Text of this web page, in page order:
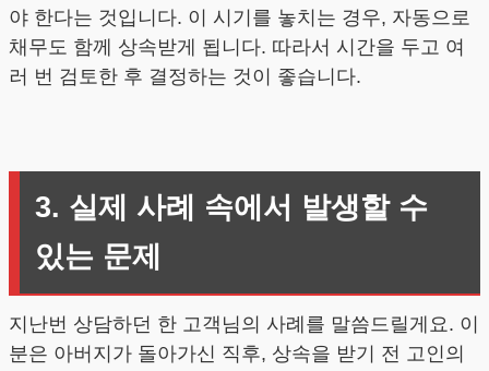
야 한다는 것입니다. 이 시기를 놓치는 경우, 자동으로
채무도 함께 상속받게 됩니다. 따라서 시간을 두고 여
러 번 검토한 후 결정하는 것이 좋습니다.
3. 실제 사례 속에서 발생할 수
있는 문제
지난번 상담하던 한 고객님의 사례를 말씀드릴게요. 이
분은 아버지가 돌아가신 직후, 상속을 받기 전 고인의